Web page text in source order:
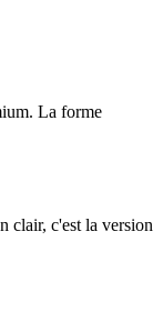
La forme
clair, c'est la version